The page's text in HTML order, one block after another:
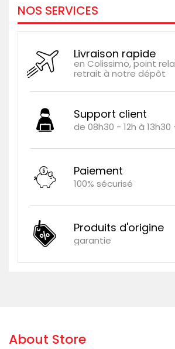
NOS SERVICES
Livraison rapide
en Colissimo, point
retrait à notre dépôt
Support client
de 08h30 - 12h à 13h30
Paiement
100% sécurisé
Produits d'origine
garantie
About Store